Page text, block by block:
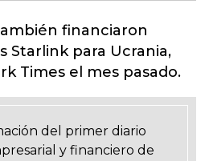
financiaron
Starlinkpara Ucrania,
Times el mes pasado.
del primer diario
y financiero de